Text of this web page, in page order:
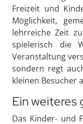
Freizeit und
Möglichkeit,
lehrreiche Zeit
spielerisch die
Veranstaltung
sondern regt
kleinen Besucher
Ein weiteres
Das Kinder- und